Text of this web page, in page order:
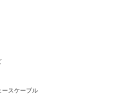
ースケーブル